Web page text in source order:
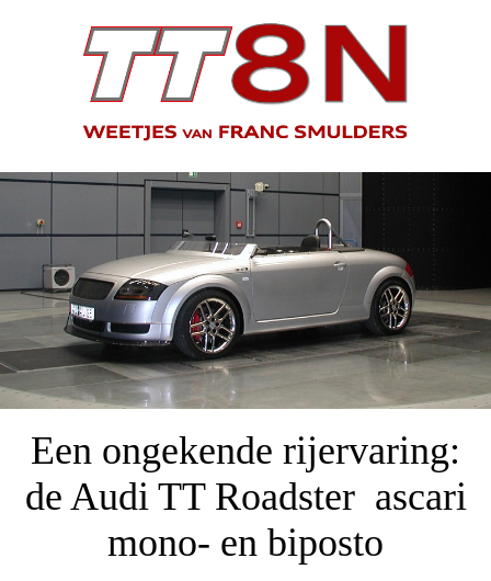
Een ongekende rijervaring:
de Audi TT Roadster ascari
mono- en biposto